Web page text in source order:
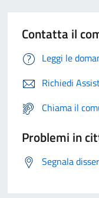
Contatta il
Leggi le
Richiedi
Chiama il
Problemi in
Segnala